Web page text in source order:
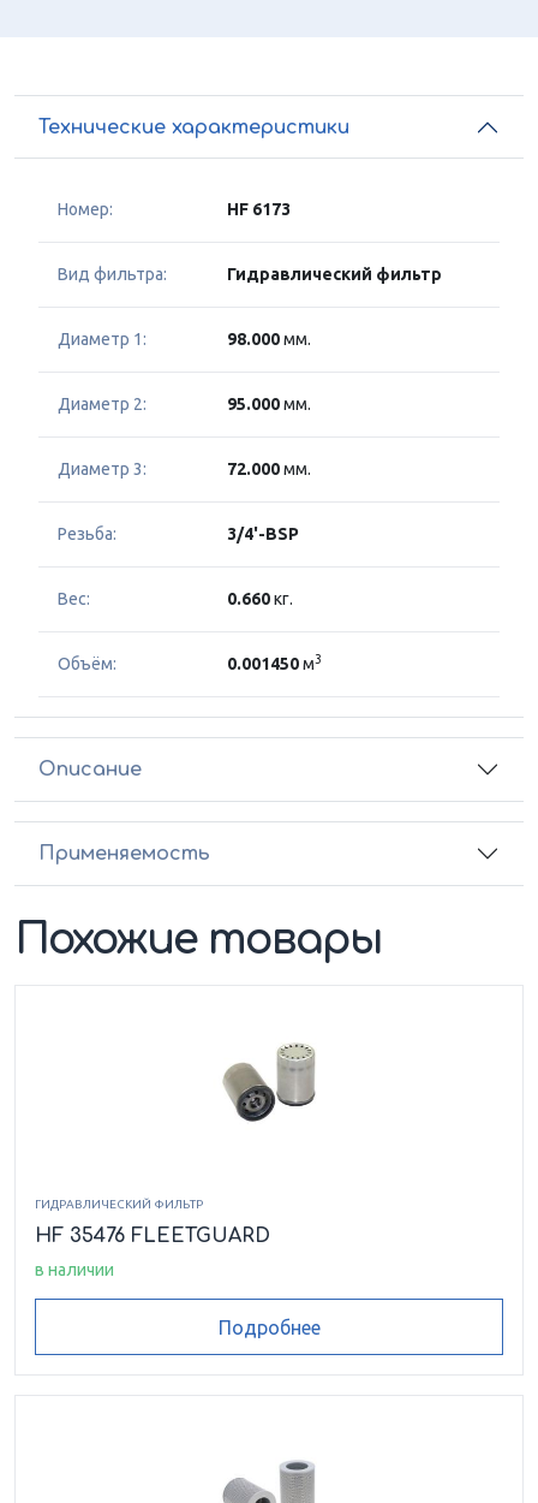
Технические характеристики
Номер: HF 6173
Вид фильтра: Гидравлический фильтр
Диаметр 1: 98.000мм.
Диаметр 2: 95.000мм.
Диаметр 3: 72.000мм.
Резьба: 3/4'-BSP
Вес: 0.660кг.
Объём: 0.001450м3
Описание
Применяемость
Похожие товары
ГИДРАВЛИЧЕСКИЙ ФИЛЬТР
HF 35476 FLEETGUARD
в наличии
Подробнее